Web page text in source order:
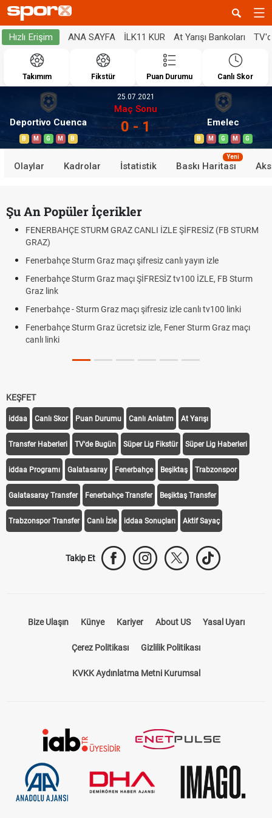
Hızlı Erişim ANA SAYFA İLK11 KUR At Yarışı Bankoları
Takımım Fikstür Puan Durumu Canlı Skor
Deportivo Cuenca
B M G M B
25.07.2021
Maç Sonu
0 - 1 Emelec
B M G M G
Olaylar Kadrolar İstatistik Baskı Haritası
Yeni
Şu An Popüler İçerikler
FENERBAHÇE STURM GRAZ CANLI İZLE ŞİFRESİZ (FB STURM
GRAZ)
Fenerbahçe Sturm Graz maçı şifresiz canlı yayın izle
Fenerbahçe Sturm Graz maçı ŞİFRESİZ tv100 İZLE, FB Sturm
Graz link
Fenerbahçe - Sturm Graz maçı şifresiz izle canlı tv100 linki
Fenerbahçe Sturm Graz ücretsiz izle, Fener Sturm Graz maçı
canlı linki
KEŞFET
iddaa Canlı Skor Puan Durumu Canlı Anlatım At Yarışı
Transfer Haberleri TV'de Bugün Süper Lig Fikstür Süper Lig Haberleri
iddaa Programı Galatasaray Fenerbahçe Beşiktaş Trabzonspor
Galatasaray Transfer Fenerbahçe Transfer Beşiktaş Transfer
Trabzonspor Transfer Canlı İzle iddaa Sonuçları Aktif Sayaç
Takip Et
Bize Ulaşın Künye Kariyer About US Yasal Uyarı
Çerez Politikası Gizlilik Politikası
KVKK Aydınlatma Metni Kurumsal